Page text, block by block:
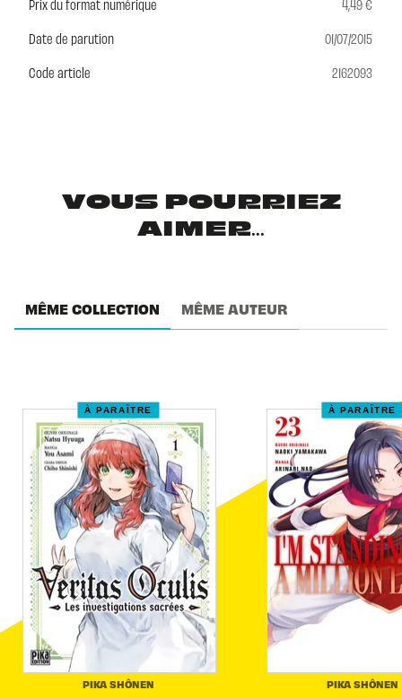
Prix du format numérique
4,49 €
Date de parution
01/07/2015
Code article
2162093
VOUS POURRIEZ
AIMER...
MÊME COLLECTION MÊME AUTEUR
À PARAÎTRE
PIKA SHÔNEN
À PARAÎTRE
PIKA SHÔNEN